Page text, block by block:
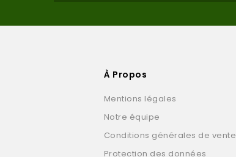
À Propos
Mentions légales
Notre équipe
Conditions générales de vente
Protection des données